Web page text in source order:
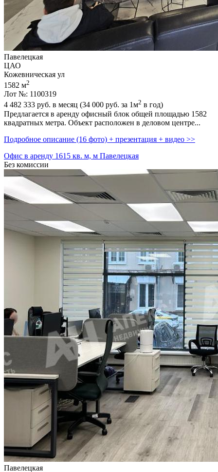
Павелецкая
ЦАО
Кожевническая ул
1582 м2
Лот №: 1100319
4 482 333 руб. в месяц (34 000 руб. за 1м2 в год)
Предлагается в аренду офисный блок общей площадью 1582
квадратных метра. Объект расположен в деловом центре...
Подробное описание (16 фото) + презентация + видео >>
Офис в аренду 1615 кв. м, м Павелецкая
Без комиссии
Павелецкая